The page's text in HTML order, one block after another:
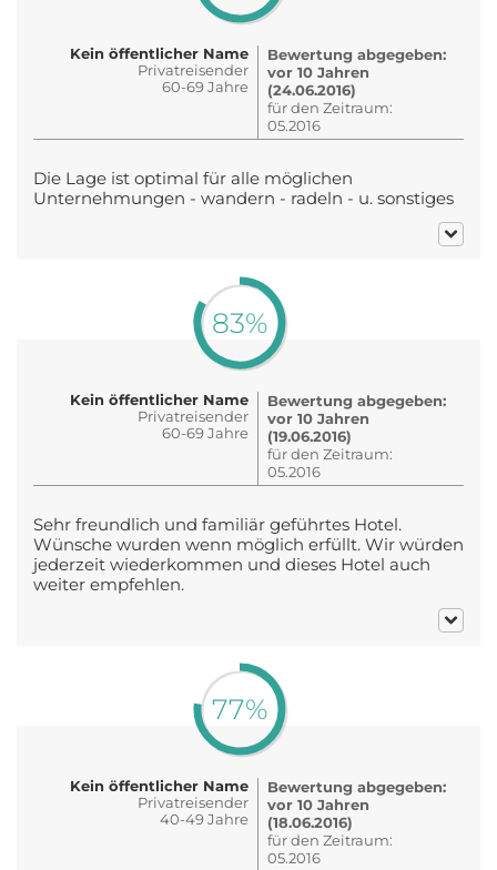
Kein öffentlicher Name
Privatreisender
60-69 Jahre
Bewertung abgegeben:
vor 10 Jahren
(24.06.2016)
für den Zeitraum:
05.2016
Die Lage ist optimal für alle möglichen
Unternehmungen - wandern - radeln - u. sonstiges
83%
Kein öffentlicher Name
Privatreisender
60-69 Jahre
Bewertung abgegeben:
vor 10 Jahren
(19.06.2016)
für den Zeitraum:
05.2016
Sehr freundlich und familiär geführtes Hotel.
Wünsche wurden wenn möglich erfüllt. Wir würden
jederzeit wiederkommen und dieses Hotel auch
weiter empfehlen.
77%
Kein öffentlicher Name
Privatreisender
40-49 Jahre
Bewertung abgegeben:
vor 10 Jahren
(18.06.2016)
für den Zeitraum:
05.2016